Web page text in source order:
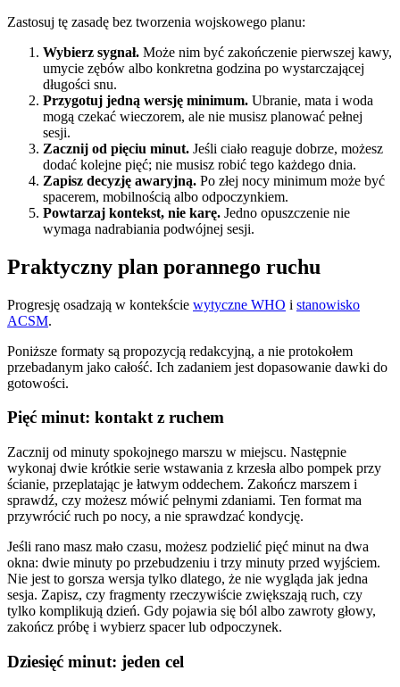
Zastosuj tę zasadę bez tworzenia wojskowego planu:
Wybierz sygnał. Może nim być zakończenie pierwszej kawy,
umycie zębów albo konkretna godzina po wystarczającej
długości snu.
Przygotuj jedną wersję minimum. Ubranie, mata i woda
mogą czekać wieczorem, ale nie musisz planować pełnej
sesji.
Zacznij od pięciu minut. Jeśli ciało reaguje dobrze, możesz
dodać kolejne pięć; nie musisz robić tego każdego dnia.
Zapisz decyzję awaryjną. Po złej nocy minimum może być
spacerem, mobilnością albo odpoczynkiem.
Powtarzaj kontekst, nie karę. Jedno opuszczenie nie
wymaga nadrabiania podwójnej sesji.
Praktyczny plan porannego ruchu
Progresję osadzają w kontekście wytyczne WHO i stanowisko
ACSM.
Poniższe formaty są propozycją redakcyjną, a nie protokołem
przebadanym jako całość. Ich zadaniem jest dopasowanie dawki do
gotowości.
Pięć minut: kontakt z ruchem
Zacznij od minuty spokojnego marszu w miejscu. Następnie
wykonaj dwie krótkie serie wstawania z krzesła albo pompek przy
ścianie, przeplatając je łatwym oddechem. Zakończ marszem i
sprawdź, czy możesz mówić pełnymi zdaniami. Ten format ma
przywrócić ruch po nocy, a nie sprawdzać kondycję.
Jeśli rano masz mało czasu, możesz podzielić pięć minut na dwa
okna: dwie minuty po przebudzeniu i trzy minuty przed wyjściem.
Nie jest to gorsza wersja tylko dlatego, że nie wygląda jak jedna
sesja. Zapisz, czy fragmenty rzeczywiście zwiększają ruch, czy
tylko komplikują dzień. Gdy pojawia się ból albo zawroty głowy,
zakończ próbę i wybierz spacer lub odpoczynek.
Dziesięć minut: jeden cel